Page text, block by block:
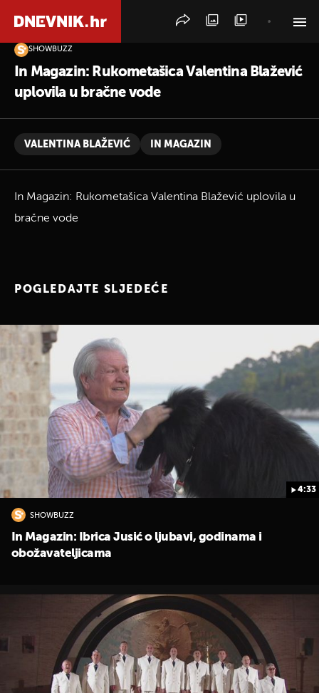
SHOWBUZZ
In Magazin: Rukometašica Valentina Blažević
uplovila u bračne vode
VALENTINA BLAŽEVIĆ IN MAGAZIN
In Magazin: Rukometašica Valentina Blažević uplovila u
bračne vode
POGLEDAJTE SLJEDEĆE
4:33
SHOWBUZZ
In Magazin: Ibrica Jusić o ljubavi, godinama i
obožavateljicama
PRETRAŽITE VIJESTI